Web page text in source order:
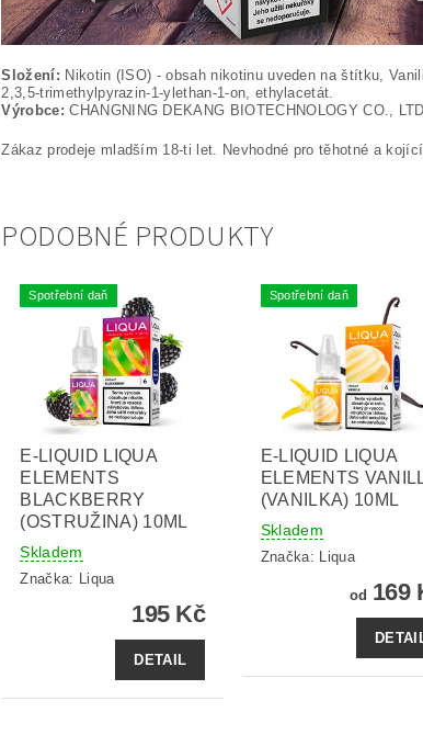
Složení: Nikotin (ISO) - obsah nikotinu uveden na štítku,
2,3,5-trimethylpyrazin-1-ylethan-1-on, ethylacetát.
Výrobce: CHANGNING DEKANG BIOTECHNOLOGY CO.,
Zákaz prodeje mladším 18-ti let. Nevhodné pro těhotné a
PODOBNÉ PRODUKTY
Spotřební daň
E-LIQUID LIQUA
ELEMENTS
BLACKBERRY
(OSTRUŽINA) 10ML
Skladem
Značka: Liqua
195 Kč
DETAIL
Spotřební daň
E-LIQUID LIQUA
ELEMENTS
(VANILKA) 10ML
Skladem
Značka: Liqua
od 169